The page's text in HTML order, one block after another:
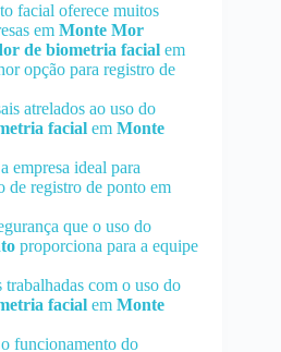
facial oferece muitos
em Monte Mor
de biometria facial em
opção para registro de
atrelados ao uso do
facial em Monte
empresa ideal para
de registro de ponto em
que o uso do
proporciona para a equipe
trabalhadas com o uso do
facial em Monte
funcionamento do